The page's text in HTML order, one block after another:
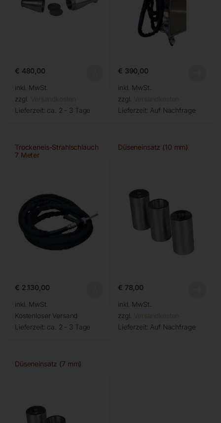
€ 480,00
inkl. MwSt.
zzgl. Versandkosten
Lieferzeit: ca. 2 - 3 Tage
€ 390,00
inkl. MwSt.
zzgl. Versandkosten
Lieferzeit: Auf Nachfrage
Trockeneis-Strahlschlauch
7 Meter
€ 2.130,00
inkl. MwSt.
Kostenloser Versand
Lieferzeit: ca. 2 - 3 Tage
Düseneinsatz (10 mm)
€ 78,00
inkl. MwSt.
zzgl. Versandkosten
Lieferzeit: Auf Nachfrage
Düseneinsatz (7 mm)